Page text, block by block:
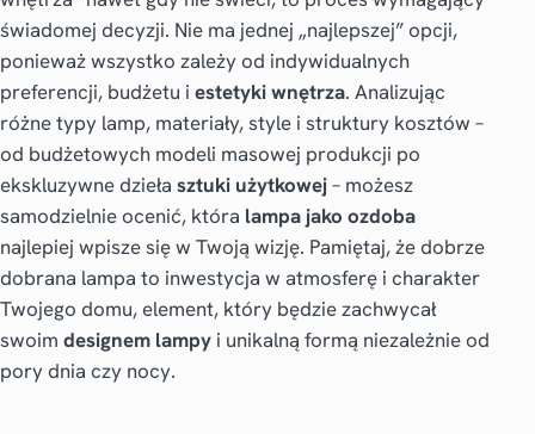
świadomej decyzji. Nie ma jednej „najlepszej” opcji,
ponieważ wszystko zależy od indywidualnych
preferencji, budżetu i estetyki wnętrza. Analizując
różne typy lamp, materiały, style i struktury kosztów –
od budżetowych modeli masowej produkcji po
ekskluzywne dzieła sztuki użytkowej– możesz
samodzielnie ocenić, która lampa jako ozdoba
najlepiej wpisze się w Twoją wizję. Pamiętaj, że dobrze
dobrana lampa to inwestycja w atmosferę i charakter
Twojego domu, element, który będzie zachwycał
swoim designem lampy i unikalną formą niezależnie od
pory dnia czy nocy.